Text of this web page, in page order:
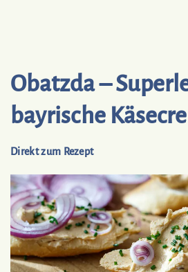
Obatzda –
bayrische
Direkt zum Rezept